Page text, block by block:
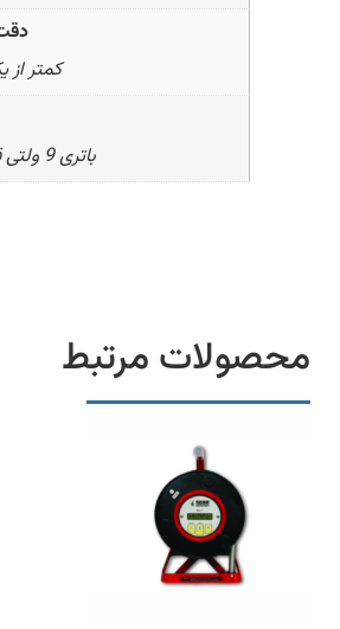
کمتر
باتری 9 ولتی قابل تعویض
محصولات مرتبط